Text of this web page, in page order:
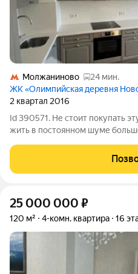
Молжаниново
24 мин.
ЖК «Олимпийская деревня
2 квартал 2016
Id 390571. Не стоит покупать
жить в постоянном шуме
начинается не со звуков
спокойствия, тишины и
25 000 000 ₽
120 м² 4-комн. квартира 16